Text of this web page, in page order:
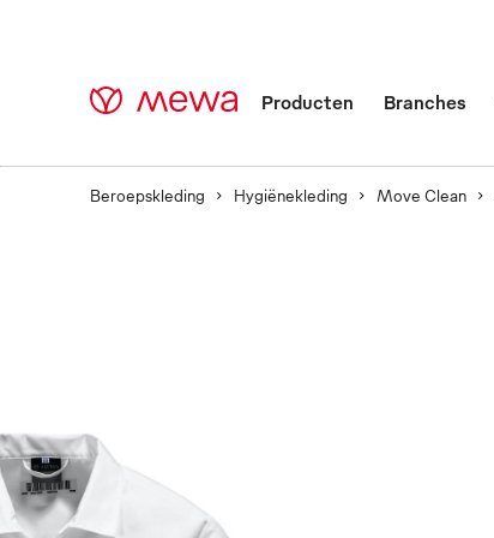
Producten Branches
Beroepskleding Hygiënekleding Move Clean